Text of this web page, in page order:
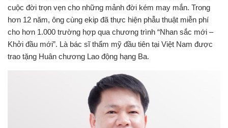
cuộc đời trọn vẹn cho những mảnh đời kém may mắn. Trong
hơn 12 năm, ông cùng ekip đã thực hiện phẫu thuật miễn phí
cho hơn 1.000 trường hợp qua chương trình “Nhan sắc mới –
Khởi đầu mới”. Là bác sĩ thẩm mỹ đầu tiên tại Việt Nam được
trao tặng Huân chương Lao động hạng Ba.